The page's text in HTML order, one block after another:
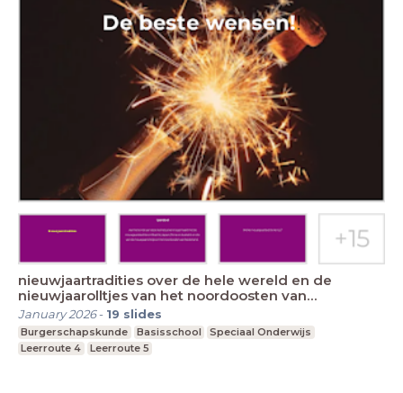
nieuwjaartradities over de hele wereld en de
nieuwjaarolltjes van het noordoosten van
Nederland.
January 2026- 19 slides
Burgerschapskunde Basisschool
Speciaal Onderwijs
Leerroute 4
Leerroute 5